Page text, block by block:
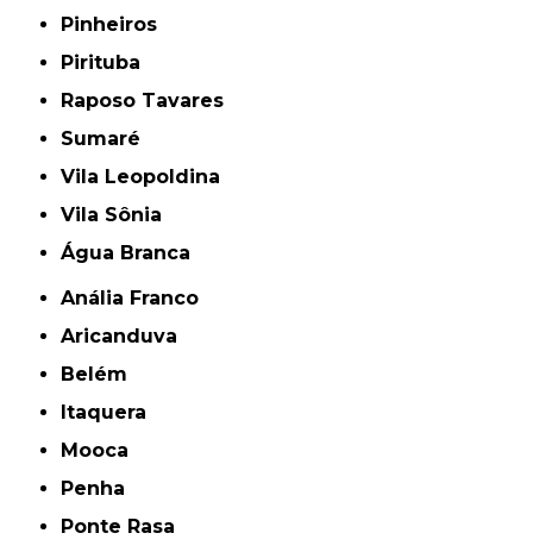
Pinheiros
Pirituba
Raposo Tavares
Sumaré
Vila Leopoldina
Vila Sônia
Água Branca
Anália Franco
Aricanduva
Belém
Itaquera
Mooca
Penha
Ponte Rasa